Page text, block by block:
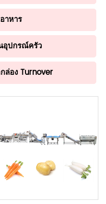
าหาร
อุปกรณ์ครัว
ล่อง Turnover